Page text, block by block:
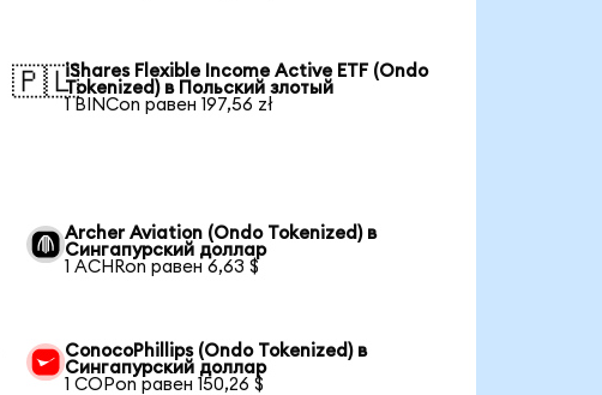
🇵🇱iShares Flexible Income Active ETF (Ondo
Tokenized) в Польский злотый
1 BINCon равен 197,56 zł
Archer Aviation (Ondo Tokenized) в
Сингапурский доллар
1 ACHRon равен 6,63 $
ConocoPhillips (Ondo Tokenized) в
Сингапурский доллар
1 COPon равен 150,26 $